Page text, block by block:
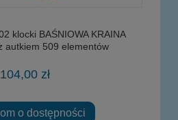
klocki BAŚNIOWA KRAINA
autkiem 509 elementów
104,00 zł
o dostępności